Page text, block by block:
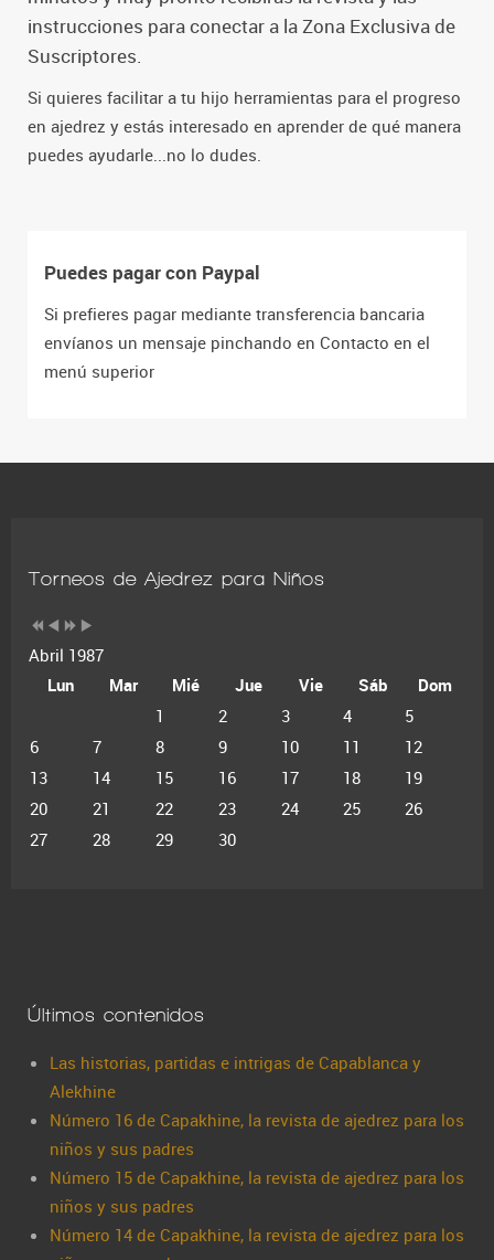
instrucciones para conectar a la Zona Exclusiva de
Suscriptores.
Si quieres facilitar a tu hijo herramientas para el progreso
en ajedrez y estás interesado en aprender de qué manera
puedes ayudarle...no lo dudes.
Puedes pagar con Paypal
Si prefieres pagar mediante transferencia bancaria
envíanos un mensaje pinchando en Contacto en el
menú superior
Torneos de Ajedrez para Niños
Abril 1987
Lun
Mar Mié Jue Vie Sáb
Dom
1
2 3 4
5
6
7 8 9 10 11
12
13
14 15 16 17 18
19
20
21 22 23 24 25
26
27
28 29 30
Últimos contenidos
Las historias, partidas e intrigas de Capablanca y
Alekhine
Número 16 de Capakhine, la revista de ajedrez para los
niños y sus padres
Número 15 de Capakhine, la revista de ajedrez para los
niños y sus padres
Número 14 de Capakhine, la revista de ajedrez para los